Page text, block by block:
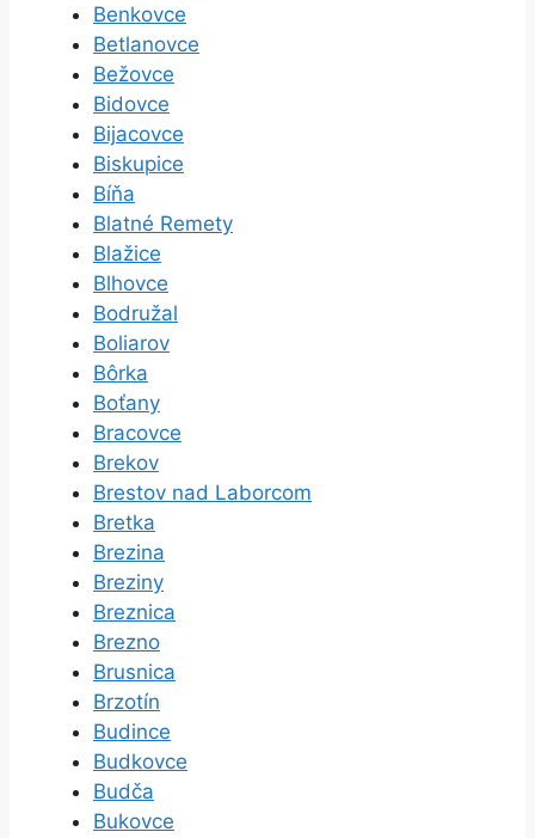
Benkovce
Betlanovce
Bežovce
Bidovce
Bijacovce
Biskupice
Bíňa
Blatné Remety
Blažice
Blhovce
Bodružal
Boliarov
Bôrka
Boťany
Bracovce
Brekov
Brestov nad Laborcom
Bretka
Brezina
Breziny
Breznica
Brezno
Brusnica
Brzotín
Budince
Budkovce
Budča
Bukovce